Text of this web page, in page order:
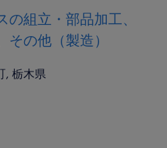
組立・部品加工、
の他（製造）
, 栃木県